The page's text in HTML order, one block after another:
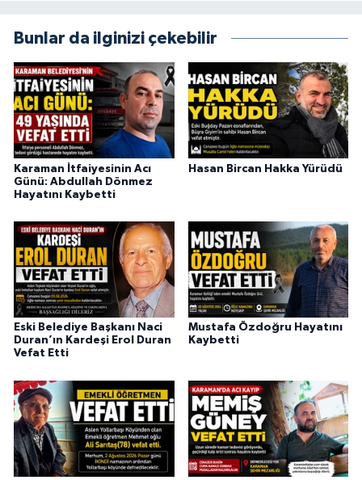
Bunlar da ilginizi çekebilir
Karaman İtfaiyesinin Acı
Günü: Abdullah Dönmez
Hayatını Kaybetti
Hasan Bircan Hakka Yürüdü
Eski Belediye Başkanı Naci
Duran’ın Kardeşi Erol Duran
Vefat Etti
Mustafa Özdoğru Hayatını
Kaybetti